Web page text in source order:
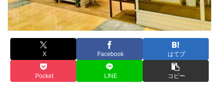
X Facebook はてブ
Pocket LINE コピー